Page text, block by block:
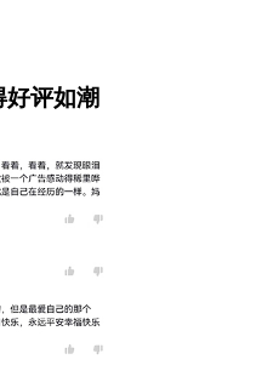
好评如潮